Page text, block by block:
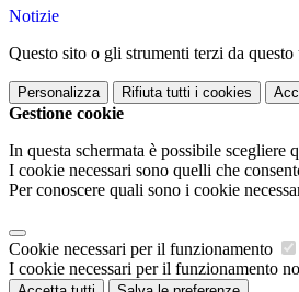
Notizie
Questo sito o gli strumenti terzi da
Personalizza Rifiuta tutti i cookies
Gestione cookie
In questa schermata è possibile scegliere
I cookie necessari sono quelli che
Per conoscere quali sono i cookie
Cookie necessari per il funzionamento
I cookie necessari per il funzionamento